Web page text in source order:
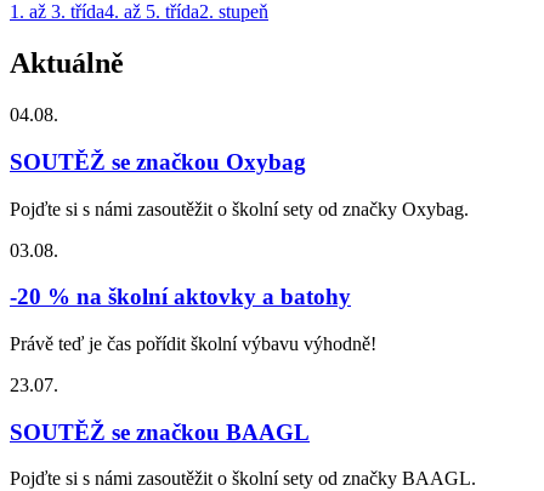
1. až 3. třída4. až 5. třída2. stupeň
Aktuálně
04.08.
SOUTĚŽ se značkou Oxybag
Pojďte si s námi zasoutěžit o školní sety od značky Oxybag.
03.08.
-20 % na školní aktovky a batohy
Právě teď je čas pořídit školní výbavu výhodně!
23.07.
SOUTĚŽ se značkou BAAGL
Pojďte si s námi zasoutěžit o školní sety od značky BAAGL.